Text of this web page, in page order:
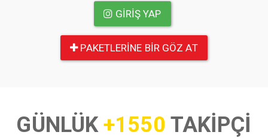
GIRIŞ YAP
PAKETLERINE BIR GÖZ AT
GÜNLÜK+1550 TAKİPÇİ